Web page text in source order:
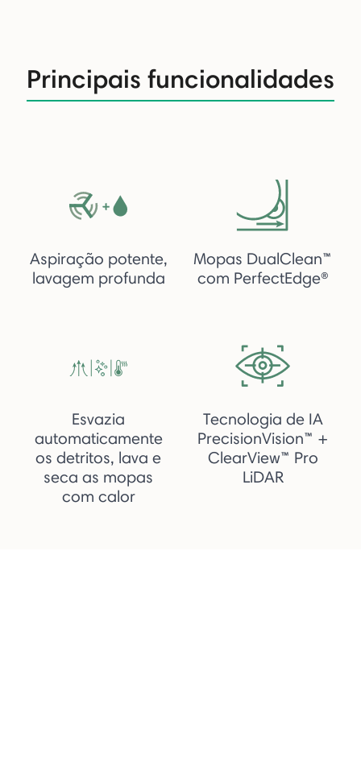
Principais funcionalidades
Aspiração potente,
lavagem profunda
Mopas DualClean™
com PerfectEdge®
Esvazia
automaticamente
os detritos, lava e
seca as mopas
com calor
Tecnologia de IA
PrecisionVision™ +
ClearView™ Pro
LiDAR